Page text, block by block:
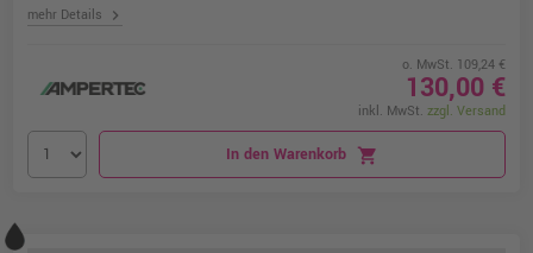
mehr Details chevron_right
o. MwSt. 109,24 €
130,00 €
inkl. MwSt. zzgl. Versand
In den Warenkorb shopping_cart